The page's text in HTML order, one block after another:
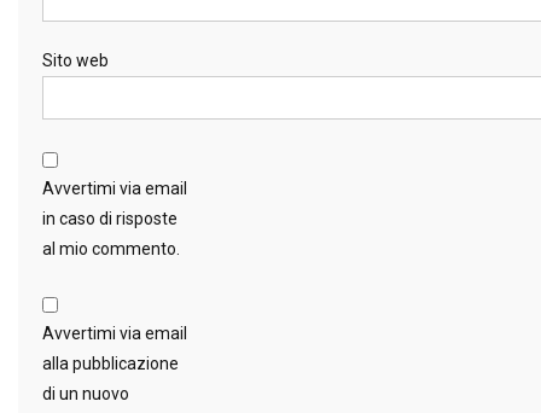
Sito web
Avvertimi via email
in caso di risposte
al mio commento.
Avvertimi via email
alla pubblicazione
di un nuovo